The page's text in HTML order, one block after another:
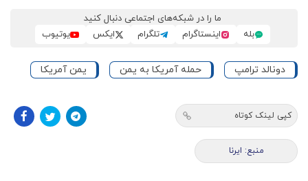
ما را در شبکه‌های اجتماعی دنبال کنید
بله
اینستاگرام تلگرام ایکس یوتیوب
دونالد ترامپ حمله آمریکا به یمن یمن آمریکا
کپی لینک کوتاه
منبع: ایرنا